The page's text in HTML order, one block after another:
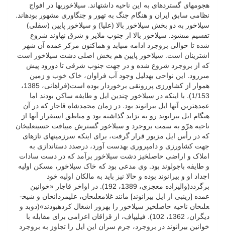
هجوم­هاى گسترده‏اى به این ناحیه داشته‏اند. سیلاخوری­ها در افواج
نظامى سابق ایران و هنگام جنگ به تهور و جنگاورى مشهور بوده‏اند.
سیلاخور به دو بخش سیلاخور بالا (علیا) و سیلاخور پایین (سفلى)
تقسیم مى‏شود. سیلاخور بالا از جنوب ملایر و شرق نهاوند شروع
شده تا حوالى بروجرد ادامه مى‏یابد و هم‏اکنون مرکز عمده آن شهر
اشترینان است. سیلاخور پایین هم بخش اصلى دشت سیلاخور است
که از بروجرد شروع شده و در جهت جنوب شرقى تا دورود پیش
مى‏ررود. این نواحى به­دلیل وجود آب فراوان، خاک خوب و زمین
هموار از کشاورزى پررونقى برخوردار بوده است(فراهانى، 1385،
1/153). با اینکه در سیلاخور چندین ایل و طایفه ساکن بودند اما
عمده­ترین آنها ایل بیرانوند بود. در زمان محمدشاه قاجار که در آن
هنگام ایل بیرانوند رو به تزاید گذاشته بود و مناطق استقرار آنها از
ناحیه هرّو به سمت بروجرد و سیلاخور گسترش می­یافت حسینعلی­خان
که در رأس ایل مزبور قرار گرفت، برای اینکه سرزمین­های تازه­ای
جهت کشاورزی و دامپروری به­دست آورد، درصدد دست­اندازی به
املاک و اراضی حاصل­خیز دشت سیلاخور برآمد که در دست سادات
و طایفه باجولوند بود. وی مدعی بود که خاک سیلاخور، مسکن اولیه
اجداد او و بیرانوند بوده و حالا نیز باید به مالکان اولیه خود
برگردد(والی­زاده معجزی، 1389، 192). در اواخر قاجار «خوانین
عمده [زینبی از ایل بیرانوند] مانند غلامعلى­خان، علیمردان­خان و شیخ­
على­خان ناحیه حاصلخیز سیلاخور را به­زور اشغال کرده‏بودند»(دوبد و
دیگران، 1362، 102). فیلیپ­اف، از قزاقان اعزامی برای مقابله با
خوانین بیرانوند در بروجرد، جرم سران این ایل را تجاوز به بروجرد